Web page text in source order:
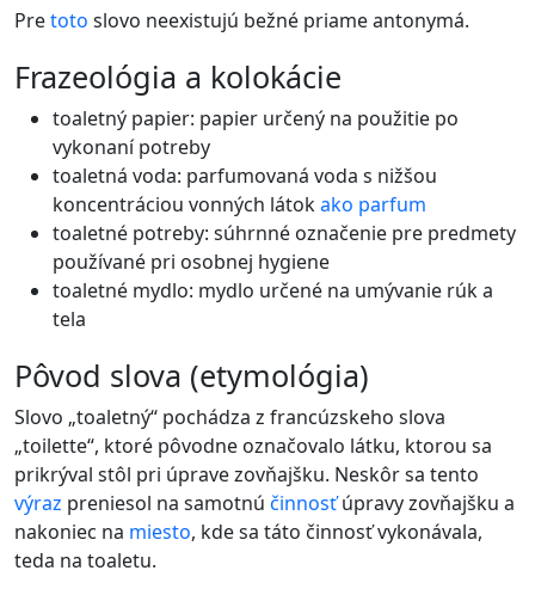
Pretoto slovo neexistujú bežné priame antonymá.
frazeológia a kolokácie
toaletný papier: papier určený na použitie po
vykonaní potreby
toaletná voda: parfumovaná voda s nižšou
koncentráciou vonných látokako parfum
toaletné potreby: súhrnné označenie pre predmety
používané pri osobnej hygiene
toaletné mydlo: mydlo určené na umývanie rúk a
tela
pôvod slova (etymológia)
Slovo „toaletný“ pochádza z francúzskeho slova
„toilette“, ktoré pôvodne označovalo látku, ktorou sa
prikrýval stôl pri úprave zovňajšku. Neskôr sa tento
výraz preniesol na samotnú činnosťúpravy zovňajšku a
nakoniec na miesto, kde sa táto činnosť vykonávala,
teda na toaletu.